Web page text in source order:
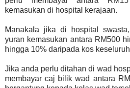
kemasukan di hospital kerajaan.
Manakala jika di hospital
yuran kemasukan antara RM500
hingga 10% daripada kos
Jika anda perlu ditahan di wad
membayar caj bilik wad antara